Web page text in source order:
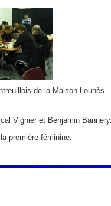
de la Maison Lounès
Vignier et Benjamin Bannery.
première féminine.